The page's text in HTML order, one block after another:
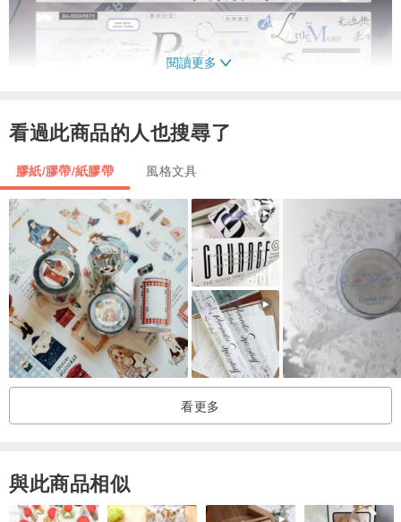
閱讀更多
看過此商品的人也搜尋了
膠紙/膠帶/紙膠帶 風格文具
看更多
與此商品相似